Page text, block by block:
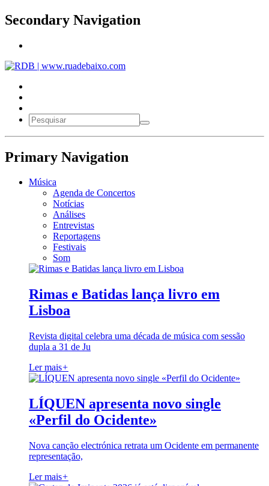
Secondary Navigation
Primary Navigation
Música
Agenda de Concertos
Notícias
Análises
Entrevistas
Reportagens
Festivais
Som
Rimas e Batidas lança livro em
Lisboa
Revista digital celebra uma década de música com sessão
dupla a 31 de Ju
Ler mais+
LÍQUEN apresenta novo single
«Perfil do Ocidente»
Nova canção electrónica retrata um Ocidente em permanente
representação,
Ler mais+